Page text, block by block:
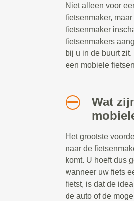
Niet alleen voor
fietsenmaker,
fietsenmaker
fietsenmakers
bij u in de buurt
een mobiele
Wat
Het grootste
naar de
komt. U hoeft dus
wanneer uw fiets
fietst, is dat de
de auto of de